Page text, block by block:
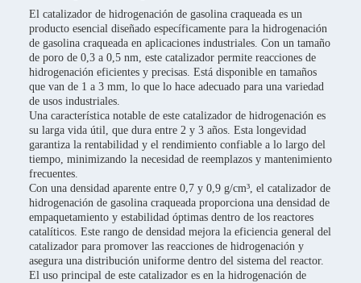
El catalizador de hidrogenación de gasolina craqueada es un
producto esencial diseñado específicamente para la hidrogenación
de gasolina craqueada en aplicaciones industriales. Con un tamaño
de poro de 0,3 a 0,5 nm, este catalizador permite reacciones de
hidrogenación eficientes y precisas. Está disponible en tamaños
que van de 1 a 3 mm, lo que lo hace adecuado para una variedad
de usos industriales.
Una característica notable de este catalizador de hidrogenación es
su larga vida útil, que dura entre 2 y 3 años. Esta longevidad
garantiza la rentabilidad y el rendimiento confiable a lo largo del
tiempo, minimizando la necesidad de reemplazos y mantenimiento
frecuentes.
Con una densidad aparente entre 0,7 y 0,9 g/cm³, el catalizador de
hidrogenación de gasolina craqueada proporciona una densidad de
empaquetamiento y estabilidad óptimas dentro de los reactores
catalíticos. Este rango de densidad mejora la eficiencia general del
catalizador para promover las reacciones de hidrogenación y
asegura una distribución uniforme dentro del sistema del reactor.
El uso principal de este catalizador es en la hidrogenación de